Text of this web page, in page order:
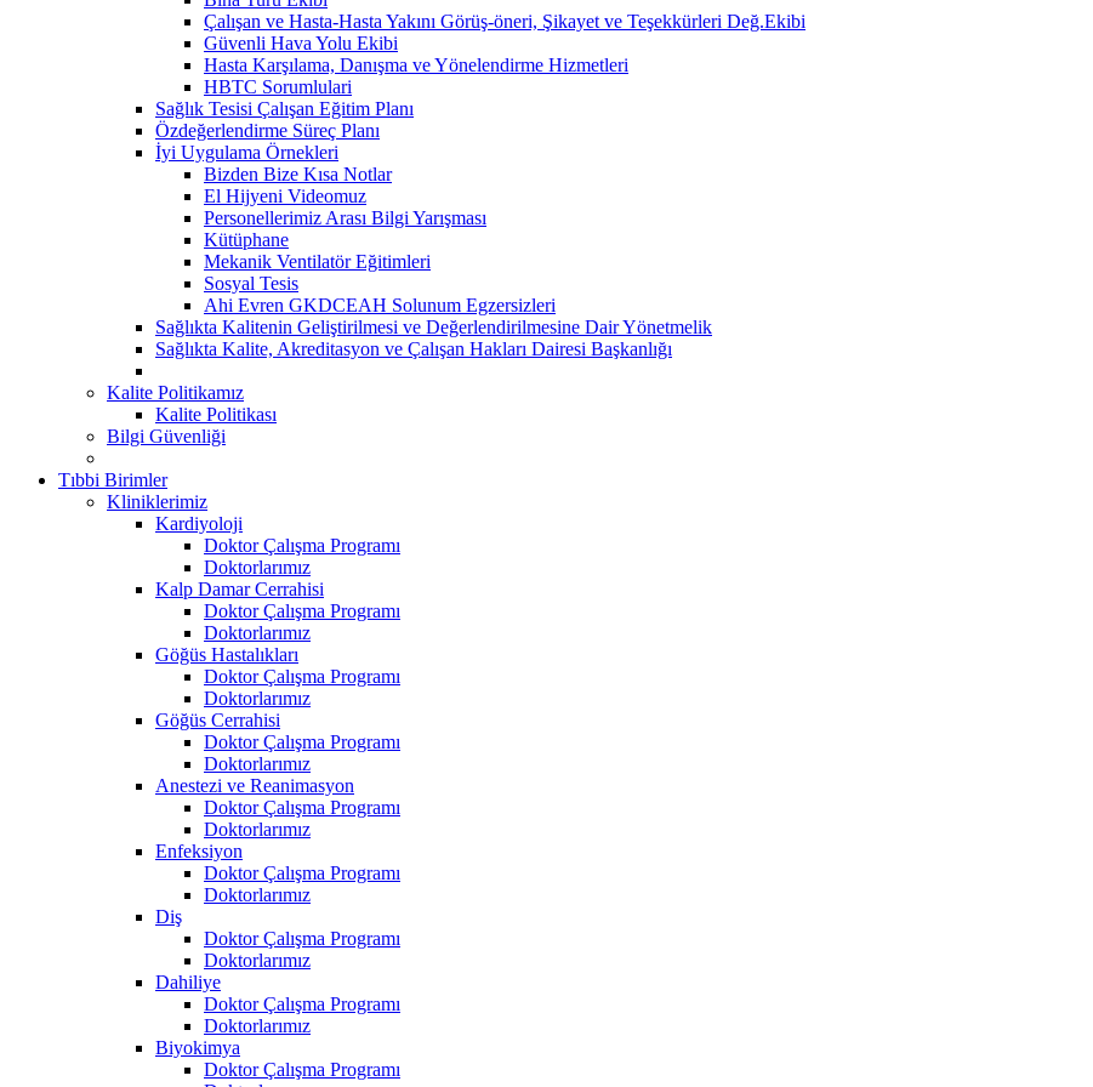
Çalışan ve Hasta-Hasta Yakını Görüş-öneri, Şikayet ve Teşekkürleri Değ.Ekibi
Güvenli Hava Yolu Ekibi
Hasta Karşılama, Danışma ve Yönelendirme Hizmetleri
HBTC Sorumlulari
Sağlık Tesisi Çalışan Eğitim Planı
Özdeğerlendirme Süreç Planı
İyi Uygulama Örnekleri
Bizden Bize Kısa Notlar
El Hijyeni Videomuz
Personellerimiz Arası Bilgi Yarışması
Kütüphane
Mekanik Ventilatör Eğitimleri
Sosyal Tesis
Ahi Evren GKDCEAH Solunum Egzersizleri
Sağlıkta Kalitenin Geliştirilmesi ve Değerlendirilmesine Dair Yönetmelik
Sağlıkta Kalite, Akreditasyon ve Çalışan Hakları Dairesi Başkanlığı
Kalite Politikamız
Kalite Politikası
Bilgi Güvenliği
Tıbbi Birimler
Kliniklerimiz
Kardiyoloji
Doktor Çalışma Programı
Doktorlarımız
Kalp Damar Cerrahisi
Doktor Çalışma Programı
Doktorlarımız
Göğüs Hastalıkları
Doktor Çalışma Programı
Doktorlarımız
Göğüs Cerrahisi
Doktor Çalışma Programı
Doktorlarımız
Anestezi ve Reanimasyon
Doktor Çalışma Programı
Doktorlarımız
Enfeksiyon
Doktor Çalışma Programı
Doktorlarımız
Diş
Doktor Çalışma Programı
Doktorlarımız
Dahiliye
Doktor Çalışma Programı
Doktorlarımız
Biyokimya
Doktor Çalışma Programı